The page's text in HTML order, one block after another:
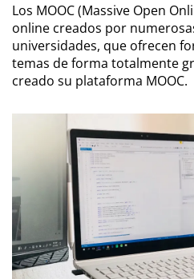
Los MOOC (Massive Open
online creados por
universidades, que ofrecen
temas de forma totalmente
creado su plataforma MOOC.